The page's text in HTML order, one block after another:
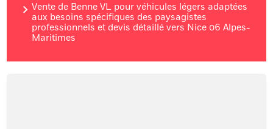
Vente de Benne VL pour véhicules légers adaptées
aux besoins spécifiques des paysagistes
professionnels et devis détaillé vers Nice 06 Alpes-
Maritimes